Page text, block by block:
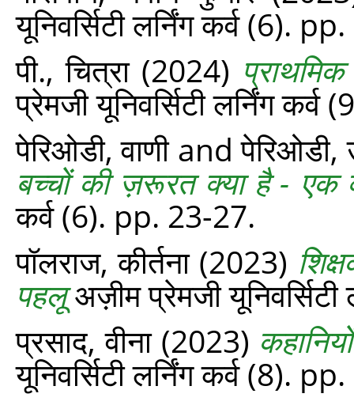
यूनिवर्सिटी लर्निंग कर्व (6).
पी., चित्रा(2024)
प्रेमजी यूनिवर्सिटी लर्निंग
पेरिओडी, वाणीandपेरिओडी,
बच्चों की ज़रूरत क्या है - एक
कर्व (6). pp. 23-27.
पॉलराज, कीर्तना(2023)
पहलूअज़ीम प्रेमजी
प्रसाद, वीना(2023)
यूनिवर्सिटी लर्निंग कर्व (8).